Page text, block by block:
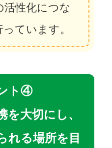
活性化につな
ています。
ト④
を大切にし、
れる場所を目